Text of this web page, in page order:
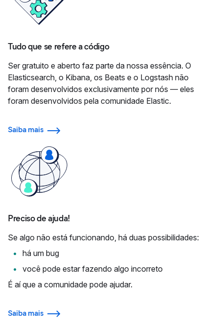
Tudo que se refere a código
Ser gratuito e aberto faz parte da nossa essência. O
Elasticsearch, o Kibana, os Beats e o Logstash não
foram desenvolvidos exclusivamente por nós — eles
foram desenvolvidos pela comunidade Elastic.
Saiba mais
Preciso de ajuda!
Se algo não está funcionando, há duas possibilidades:
há um bug
você pode estar fazendo algo incorreto
É aí que a comunidade pode ajudar.
Saiba mais